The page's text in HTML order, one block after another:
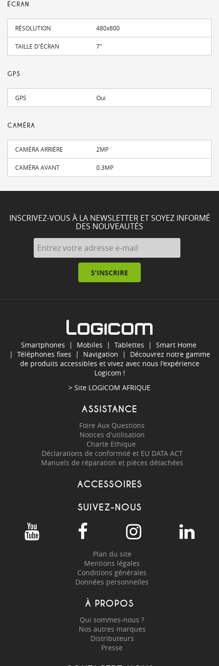
ÉCRAN
RÉSOLUTION 480x800
TAILLE D'ÉCRAN 7"
GPS
GPS Oui
CAMÉRA
CAMÉRA ARRIÈRE 2MP
CAMÉRA AVANT 0.3MP
INSCRIVEZ-VOUS À LA NEWSLETTER ET SOYEZ INFORMÉ
DES NOUVEAUTÉS
S'INSCRIRE
Smartphones | Mobiles | Tablettes | Smart Home
| Téléphones fixes | Navigation | Découvrez notre gamme
de produits accessibles et vivez avec nous l'expérience
Logicom !
> Site LOGICOM AFRIQUE
ASSISTANCE
Foire Aux Questions
Notices d'utilisation
Charte Ethique
Déclarations de conformité et EU DATA ACT
Manuels de réparation et pièces détachées
ACCESSOIRES
SUIVEZ-NOUS
Plan du site
Mentions légales
Conditions générales
Données personnelles
À PROPOS
Qui sommes-nous ?
Nos autres marques
Distributeurs
Presse